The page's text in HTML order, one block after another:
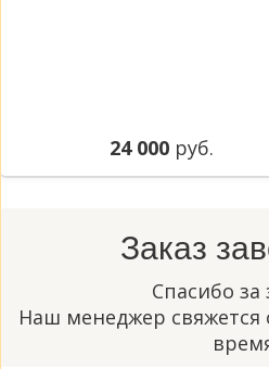
24 000 руб.
Заказ
Спасибо за
Наш менеджер